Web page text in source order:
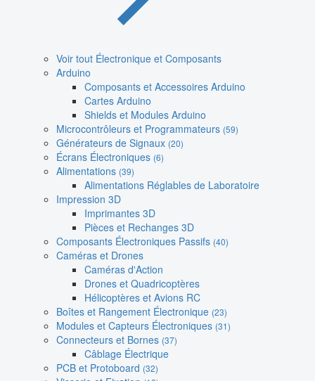
Voir tout Électronique et Composants
Arduino
Composants et Accessoires Arduino
Cartes Arduino
Shields et Modules Arduino
Microcontrôleurs et Programmateurs (59)
Générateurs de Signaux (20)
Écrans Électroniques (6)
Alimentations (39)
Alimentations Réglables de Laboratoire
Impression 3D
Imprimantes 3D
Pièces et Rechanges 3D
Composants Électroniques Passifs (40)
Caméras et Drones
Caméras d'Action
Drones et Quadricoptères
Hélicoptères et Avions RC
Boîtes et Rangement Électronique (23)
Modules et Capteurs Électroniques (31)
Connecteurs et Bornes (37)
Câblage Électrique
PCB et Protoboard (32)